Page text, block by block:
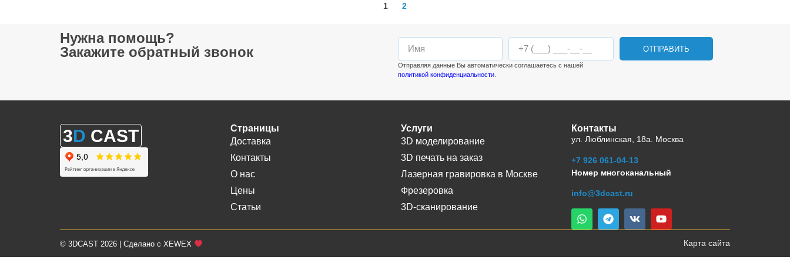
1 2
Нужна помощь?
Закажите обратный звонок
ОТПРАВИТЬ
Отправляя данные Вы автоматически соглашаетесь с нашей
политикой конфиденциальности.
3D CAST
Страницы
Доставка
Контакты
О нас
Цены
Статьи
Услуги
3D моделирование
3D печать на заказ
Лазерная гравировка в Москве
Фрезеровка
3D-сканирование
Контакты
ул. Люблинская, 18а. Москва
+7 926 061-04-13
Номер многоканальный
info@3dcast.ru
© 3DCAST 2026 | Сделано с XEWEX Карта сайта